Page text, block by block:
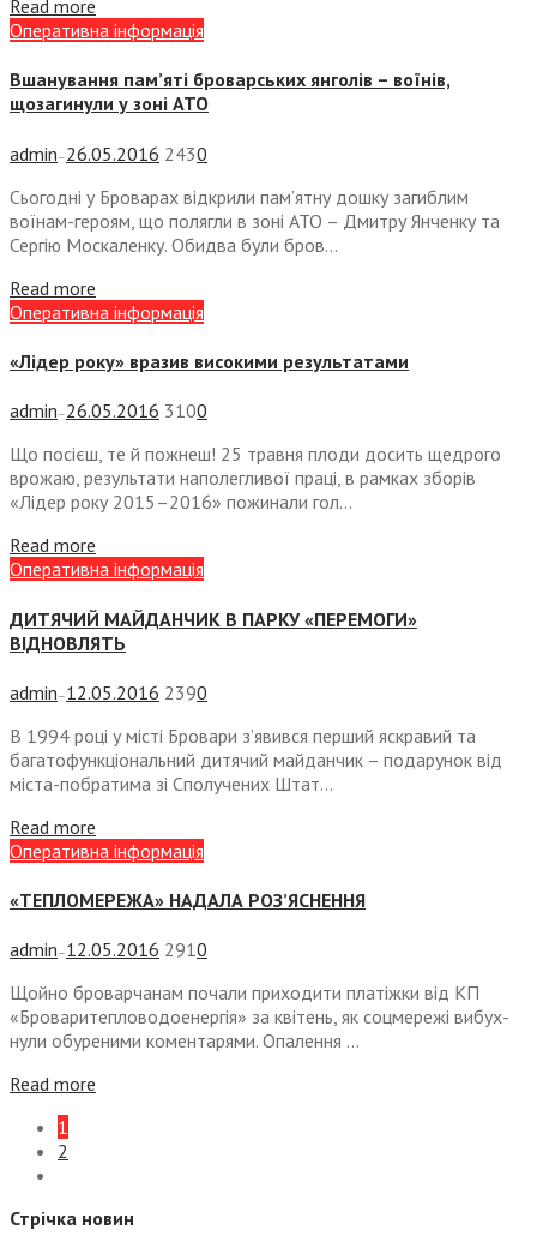
Read more
Оперативна інформація
Вшанування пам’яті броварських янголів – воїнів,
щозагинули у зоні АТО
admin — 26.05.2016 2430
Сьогодні у Броварах відкрили пам’ятну дошку загиблим
воїнам-героям, що полягли в зоні АТО – Дмитру Янченку та
Сергію Москаленку. Обидва були бров...
Read more
Оперативна інформація
«Лідер року» вразив високими результатами
admin — 26.05.2016 3100
Що посієш, те й пожнеш! 25 травня плоди досить щедрого
врожаю, результати наполегливої праці, в рамках зборів
«Лідер року 2015–2016» пожинали гол...
Read more
Оперативна інформація
ДИТЯЧИЙ МАЙДАНЧИК В ПАРКУ «ПЕРЕМОГИ»
ВІДНОВЛЯТЬ
admin — 12.05.2016 2390
В 1994 році у місті Бровари з’явився перший яскравий та
багатофункціональний дитячий майданчик – подарунок від
міста-побратима зі Сполучених Штат...
Read more
Оперативна інформація
«ТЕПЛОМЕРЕЖА» НАДАЛА РОЗ’ЯСНЕННЯ
admin — 12.05.2016 2910
Щойно броварчанам почали приходити платіжки від КП
«Броваритепловодоенергія» за квітень, як соцмережі вибух­
нули обуреними коментарями. Опалення ...
Read more
1
2
Стрічка новин